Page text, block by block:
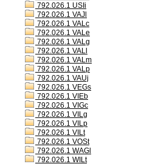
792.026.1 USIi
792.026.1 VAJl
792.026.1 VALc
792.026.1 VALe
792.026.1 VALg
792.026.1 VALl
792.026.1 VALm
792.026.1 VALp
792.026.1 VAUj
792.026.1 VEGs
792.026.1 VIEb
792.026.1 VIGc
792.026.1 VILg
792.026.1 VILp
792.026.1 VILt
792.026.1 VOSt
792.026.1 WAGl
792.026.1 WILt